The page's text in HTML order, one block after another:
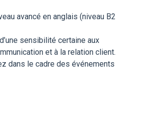
avancé en anglais (niveau B2
sensibilité certaine aux
et à la relation client.
dans le cadre des événements